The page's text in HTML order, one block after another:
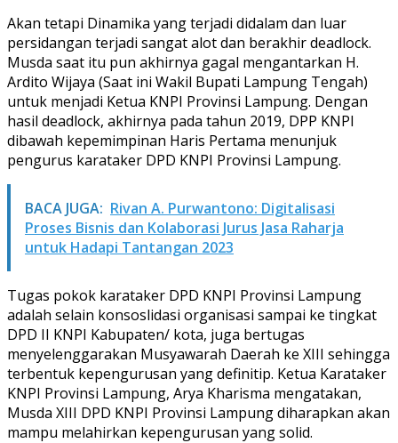
Akan tetapi Dinamika yang terjadi didalam dan luar
persidangan terjadi sangat alot dan berakhir deadlock.
Musda saat itu pun akhirnya gagal mengantarkan H.
Ardito Wijaya (Saat ini Wakil Bupati Lampung Tengah)
untuk menjadi Ketua KNPI Provinsi Lampung. Dengan
hasil deadlock, akhirnya pada tahun 2019, DPP KNPI
dibawah kepemimpinan Haris Pertama menunjuk
pengurus karataker DPD KNPI Provinsi Lampung.
BACA JUGA: Rivan A. Purwantono: Digitalisasi
Proses Bisnis dan Kolaborasi Jurus Jasa Raharja
untuk Hadapi Tantangan 2023
Tugas pokok karataker DPD KNPI Provinsi Lampung
adalah selain konsoslidasi organisasi sampai ke tingkat
DPD II KNPI Kabupaten/ kota, juga bertugas
menyelenggarakan Musyawarah Daerah ke XIII sehingga
terbentuk kepengurusan yang definitip. Ketua Karataker
KNPI Provinsi Lampung, Arya Kharisma mengatakan,
Musda XIII DPD KNPI Provinsi Lampung diharapkan akan
mampu melahirkan kepengurusan yang solid.